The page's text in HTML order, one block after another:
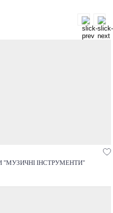
ІНСТРУМЕНТИ"